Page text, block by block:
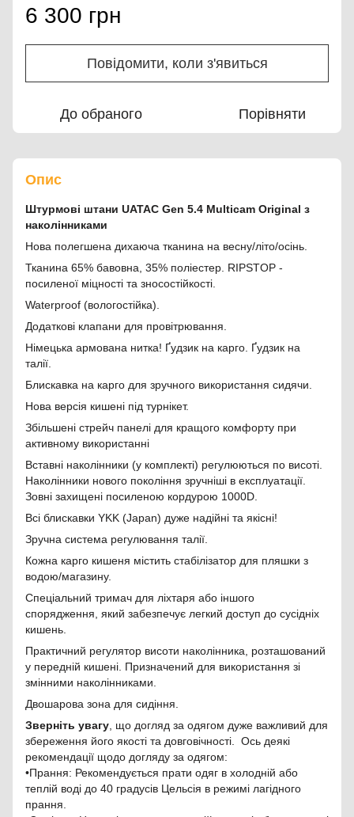
6 300 грн
Повідомити, коли з'явиться
До обраного Порівняти
Опис
Штурмові штани UATAC Gen 5.4 Multicam Original з
наколінниками
Нова полегшена дихаюча тканина на весну/літо/осінь.
Тканина 65% бавовна, 35% поліестер. RIPSTOP -
посиленої міцності та зносостійкості.
Waterproof (вологостійка).
Додаткові клапани для провітрювання.
Німецька армована нитка! Ґудзик на карго. Ґудзик на
талії.
Блискавка на карго для зручного використання сидячи.
Нова версія кишені під турнікет.
Збільшені стрейч панелі для кращого комфорту при
активному використанні
Вставні наколінники (у комплекті) регулюються по висоті.
Наколінники нового покоління зручніші в експлуатації.
Зовні захищені посиленою кордурою 1000D.
Всі блискавки YKK (Japan) дуже надійні та якісні!
Зручна система регулювання талії.
Кожна карго кишеня містить стабілізатор для пляшки з
водою/магазину.
Спеціальний тримач для ліхтаря або іншого
спорядження, який забезпечує легкий доступ до сусідніх
кишень.
Практичний регулятор висоти наколінника, розташований
у передній кишені. Призначений для використання зі
змінними наколінниками.
Двошарова зона для сидіння.
Зверніть увагу , що догляд за одягом дуже важливий для
збереження його якості та довговічності. Ось деякі
рекомендації щодо догляду за одягом:
•Прання: Рекомендується прати одяг в холодній або
теплій воді до 40 градусів Цельсія в режимі лагідного
прання.